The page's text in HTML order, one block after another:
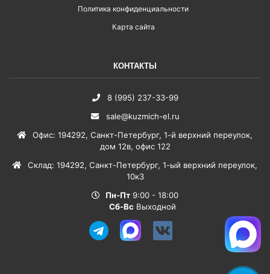
Политика конфиденциальности
Карта сайта
КОНТАКТЫ
8 (995) 237-33-99
sale@kuzmich-el.ru
Офис: 194292, Санкт-Петербург, 1-й верхний переулок,
дом 12в, офис 122
Склад: 194292, Санкт-Петербург, 1-ый верхний переулок,
10к3
Пн-Пт 9:00 - 18:00
Сб-Вс Выходной